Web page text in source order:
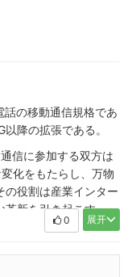
の移動通信規格であ
降の拡張である。
信に参加する双方は
化をもたらし、万物
の役割は産業インター
革新を引き起こす。
ックを開いたといえ
なるソーシャルツー
展开
0